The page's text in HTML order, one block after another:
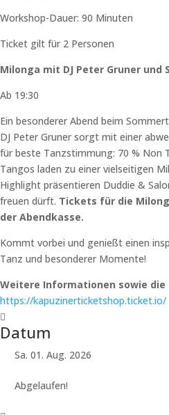
Workshop-Dauer: 90 Minuten
Ticket gilt für 2 Personen
Milonga mit DJ Peter Gruner und
Ab 19:30
Ein besonderer Abend beim
DJ Peter Gruner sorgt mit einer
für beste Tanzstimmung: 70 % Non
Tangos laden zu einer vielseitigen
Highlight präsentieren Duddie &
freuen dürft. Tickets für die
der Abendkasse.
Kommt vorbei und genießt einen
Tanz und besonderer Momente!
Weitere Informationen sowie
https://kapuzinerticketshop.ticket.io/
Datum
Sa. 01. Aug. 2026
Abgelaufen!